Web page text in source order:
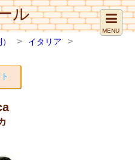
ル
MENU
イタリア